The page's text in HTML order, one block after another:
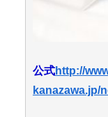
公式http://
kanazawa.jp/